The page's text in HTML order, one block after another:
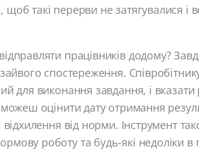
такі перерви не затягувалися і
працівників додому?
спостереження.
для виконання завдання, і
оцінити дату отримання
відхилення від норми. Інструмент
роботу та будь-які недоліки в